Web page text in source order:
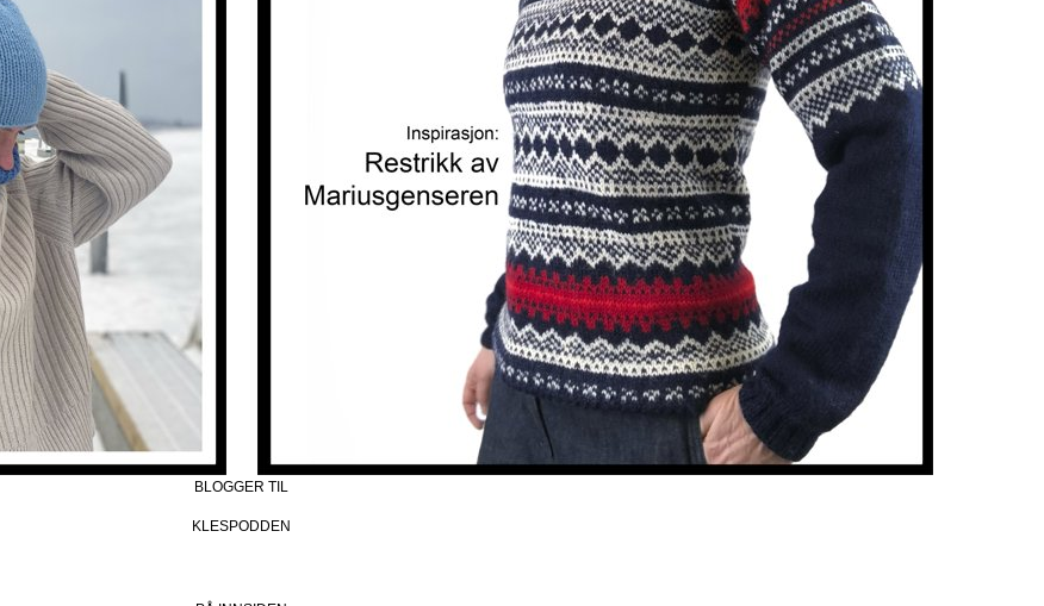
BLOGGER TIL
KLESPODDEN